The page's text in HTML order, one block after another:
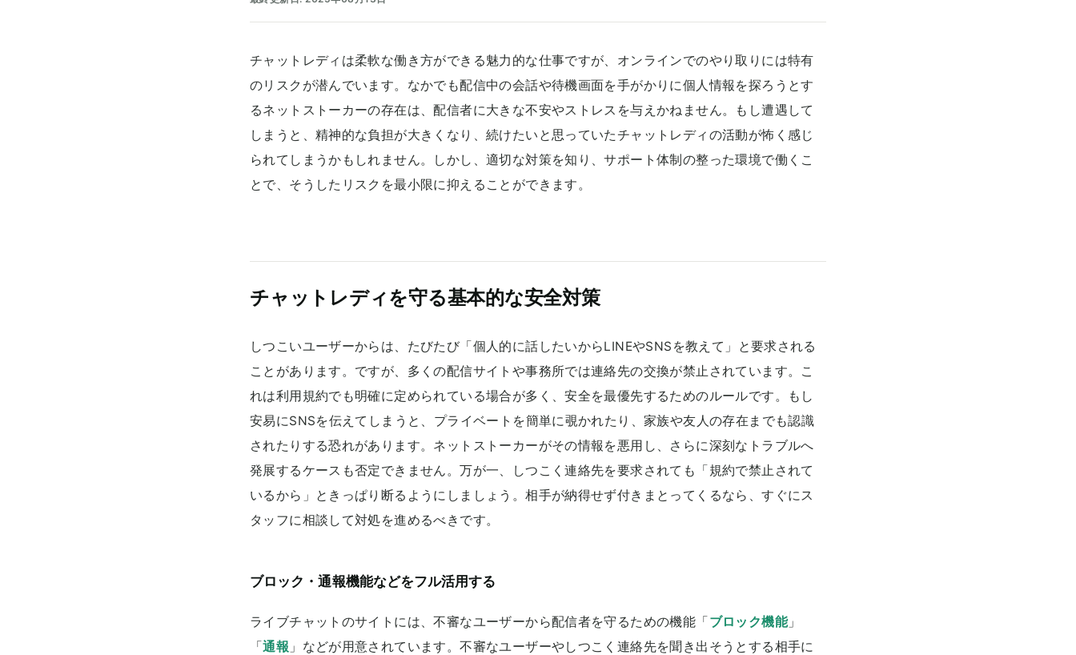
チャットレディは柔軟な働き方ができる魅力的な仕事ですが、オンラインでのやり取りには特有
のリスクが潜んでいます。なかでも配信中の会話や待機画面を手がかりに個人情報を探ろうとす
るネットストーカーの存在は、配信者に大きな不安やストレスを与えかねません。もし遭遇して
しまうと、精神的な負担が大きくなり、続けたいと思っていたチャットレディの活動が怖く感じ
られてしまうかもしれません。しかし、適切な対策を知り、サポート体制の整った環境で働くこ
とで、そうしたリスクを最小限に抑えることができます。
チャットレディを守る基本的な安全対策
しつこいユーザーからは、たびたび「個人的に話したいからLINEやSNSを教えて」と要求される
ことがあります。ですが、多くの配信サイトや事務所では連絡先の交換が禁止されています。こ
れは利用規約でも明確に定められている場合が多く、安全を最優先するためのルールです。もし
安易にSNSを伝えてしまうと、プライベートを簡単に覗かれたり、家族や友人の存在までも認識
されたりする恐れがあります。ネットストーカーがその情報を悪用し、さらに深刻なトラブルへ
発展するケースも否定できません。万が一、しつこく連絡先を要求されても「規約で禁止されて
いるから」ときっぱり断るようにしましょう。相手が納得せず付きまとってくるなら、すぐにス
タッフに相談して対処を進めるべきです。
ブロック・通報機能などをフル活用する
ライブチャットのサイトには、不審なユーザーから配信者を守るための機能「ブロック機能」
「通報 」などが用意されています。不審なユーザーやしつこく連絡先を聞き出そうとする相手に